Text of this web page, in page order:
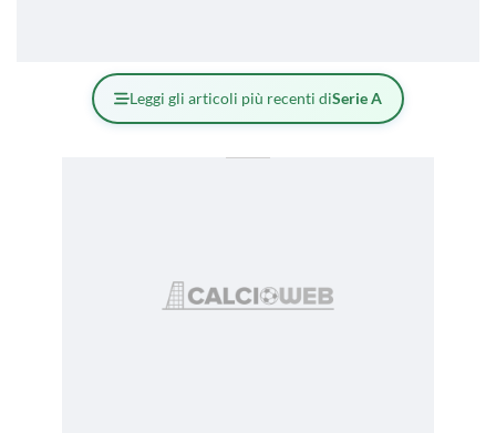
Leggi gli articoli più recenti diSerie A